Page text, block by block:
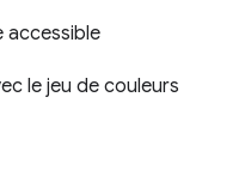
accessible
le jeu de couleurs